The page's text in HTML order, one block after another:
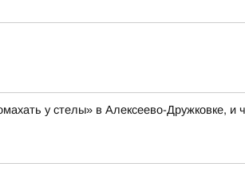
у стелы» в Алексеево-Дружковке, и